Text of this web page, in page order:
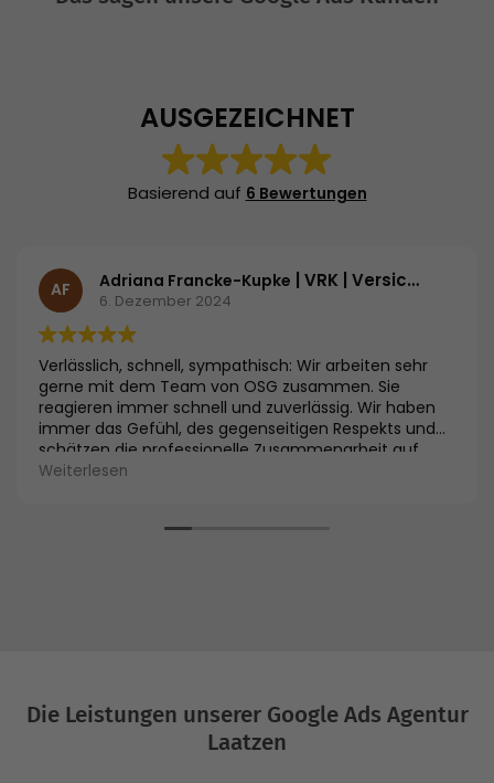
AUSGEZEICHNET
Basierend auf 6 Bewertungen
AF Adriana Francke-Kupke | VRK | Versicherer im Raum der Kirchen
6. Dezember 2024
Verlässlich, schnell, sympathisch: Wir arbeiten sehr
gerne mit dem Team von OSG zusammen. Sie
reagieren immer schnell und zuverlässig. Wir haben
immer das Gefühl, des gegenseitigen Respekts und
schätzen die professionelle Zusammenarbeit auf
Augenhöhe.
Weiterlesen
Die Leistungen unserer Google Ads Agentur
Laatzen